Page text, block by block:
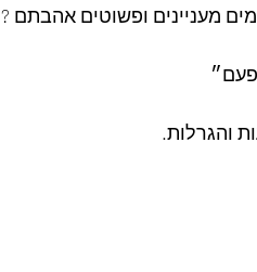
מעניינים ופשוטים אהבתם ?
והגרלות.